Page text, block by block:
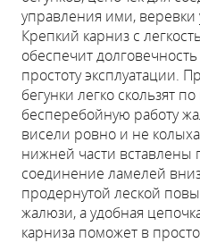
управления ими,
Крепкий карниз с
обеспечит
простоту эксплуатации.
бегунки легко скользят
бесперебойную работу
висели ровно и не
нижней части вставлены
соединение ламелей
продернутой леской
жалюзи, а удобная
карниза поможет в